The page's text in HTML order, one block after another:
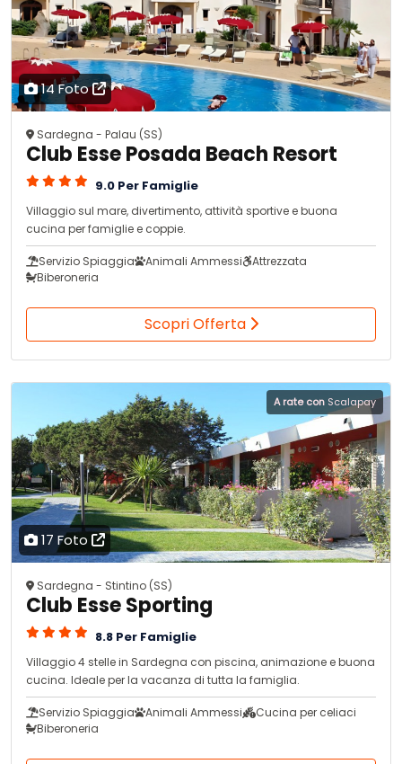
14 Foto
Sardegna - Palau (SS)
Club Esse Posada Beach Resort
9.0 Per Famiglie
Villaggio sul mare, divertimento, attività sportive e buona
cucina per famiglie e coppie.
Servizio Spiaggia Animali Ammessi
Attrezzata
Biberoneria
Scopri Offerta
17 Foto
A rate con Scalapay
Sardegna - Stintino (SS)
Club Esse Sporting
8.8 Per Famiglie
Villaggio 4 stelle in Sardegna con piscina, animazione e buona
cucina. Ideale per la vacanza di tutta la famiglia.
Servizio Spiaggia Animali Ammessi
Cucina per celiaci
Biberoneria